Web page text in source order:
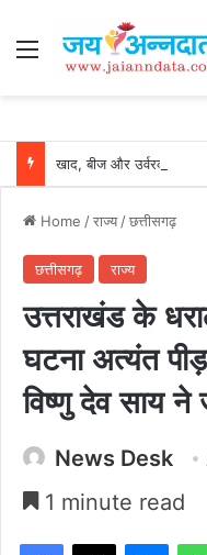
Menu
Home /राज्य/छत्तीसगढ़
छत्तीसगढ़ राज्य
उत्तराखंड के
घटना अत्यंत
विष्णु देव साय
News Desk
1 minute read
Facebook
X